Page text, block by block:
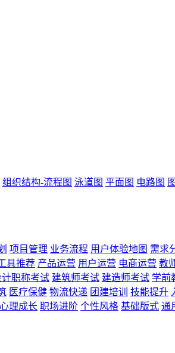
组织结构-流程图 泳道图 平面图 电路图
项目管理 业务流程 用户体验地图 需求
具推荐 产品运营 用户运营 电商运营 教
计职称考试 建筑师考试 建造师考试 学前
医疗保健 物流快递 团建培训 技能提升
心理成长 职场进阶 个性风格 基础版式 通